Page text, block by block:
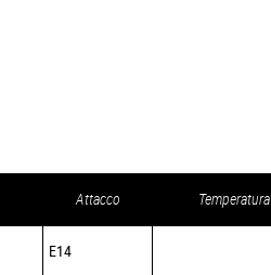
Attacco Temperatura
E14